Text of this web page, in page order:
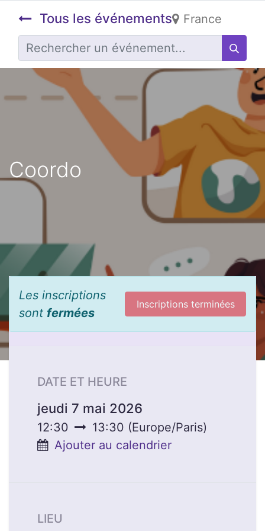
Tous les événements France
Coordo
Les inscriptions
sont fermées
Inscriptions terminées
DATE ET HEURE
jeudi 7 mai 2026
12:30 13:30 (Europe/Paris)
Ajouter au calendrier
LIEU